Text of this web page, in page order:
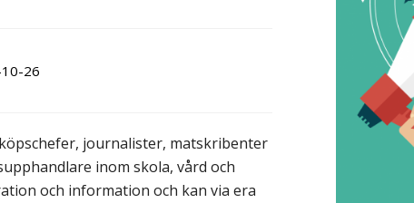
26
journalister, matskribenter
inom skola, vård och
och information och kan via era